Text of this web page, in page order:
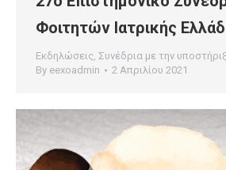
Φοιτητών Ιατρικής
Εκδηλώσεις, Συνέδρια με την
By eexoadmin 2 Απριλίου 2021